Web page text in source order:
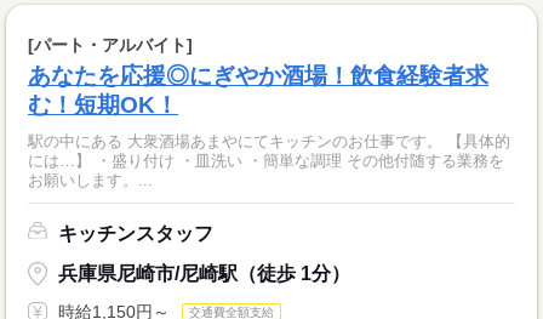
[パート・アルバイト]
あなたを応援◎にぎやか酒場！飲食経験者求
む！短期OK！
駅の中にある 大衆酒場あまやにてキッチンのお仕事です。 【具体的
には…】 ・盛り付け ・皿洗い ・簡単な調理 その他付随する業務を
お願いします。...
キッチンスタッフ
兵庫県尼崎市/尼崎駅（徒歩 1分）
時給1,150円～ 交通費全額支給